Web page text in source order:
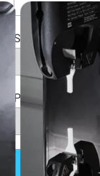
Sector
País